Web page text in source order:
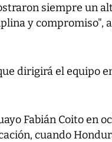
siempre un
y compromiso",
dirigirá el equipo
Fabián Coito en
cuando